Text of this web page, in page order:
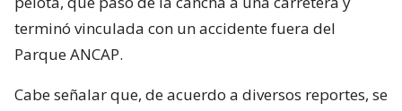
terminó vinculada con un accidente fuera del
Parque ANCAP.
Cabe señalar que, de acuerdo a diversos reportes, se